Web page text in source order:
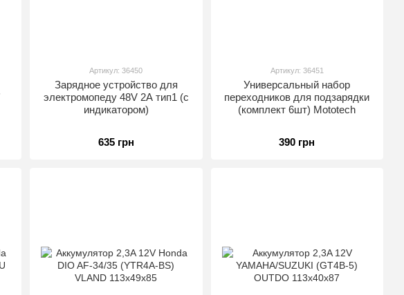
Артикул: 36450
Зарядное устройство для
электромопеду 48V 2A тип1 (с
индикатором)
635 грн
Артикул: 36451
Универсальный набор
переходников для подзарядки
(комплект 6шт) Mototech
390 грн